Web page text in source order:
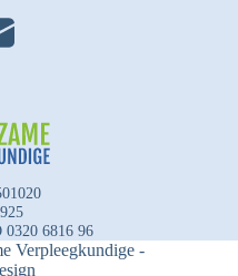
6816 96
Verpleegkundige -